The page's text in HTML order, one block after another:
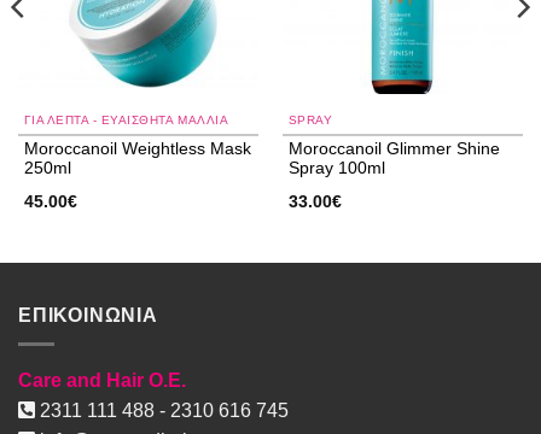
ΓΙΑ ΛΕΠΤΆ - ΕΥΑΊΣΘΗΤΑ ΜΑΛΛΙΆ
Moroccanoil Weightless Mask
250ml
45.00€
SPRAY
Moroccanoil Glimmer Shine
Spray 100ml
33.00€
ΕΠΙΚΟΙΝΩΝΙΑ
Care and Hair O.E.
2311 111 488 - 2310 616 745